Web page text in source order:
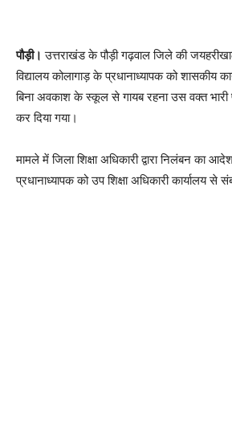
पौड़ी। उत्तराखंड के पौड़ी गढ़वाल जिले की
विद्यालय कोलागाड़ के प्रधानाध्यापक को शासकीय
बिना अवकाश के स्कूल से गायब रहना उस वक्त भारी
कर दिया गया।
मामले में जिला शिक्षा अधिकारी द्वारा निलंबन का
प्रधानाध्यापक को उप शिक्षा अधिकारी कार्यालय से